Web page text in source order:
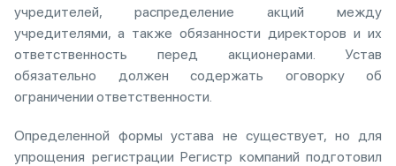
учредителей, распределение акций между
учредителями, а также обязанности директоров и их
ответственность перед акционерами. Устав
обязательно должен содержать оговорку об
ограничении ответственности.
Определенной формы устава не существует, но для
упрощения регистрации Регистр компаний подготовил